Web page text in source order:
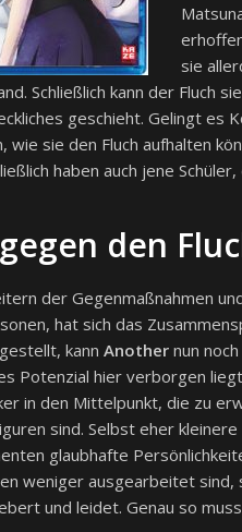
sie
Schließlich kann der Fluch
geschieht. Gelingt es
wie sie den Fluch aufhalten
haben auch jene
den
der Gegenmaßnahmen
hat sich das
kann Another nun
Potenzial hier verborgen
in den Mittelpunkt, die zu
sind. Selbst eher
glaubhafte
weniger ausgearbeitet
und leidet. Genau so